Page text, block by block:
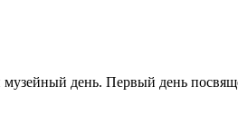
день. Первый день